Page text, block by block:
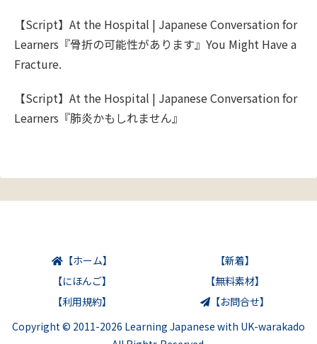
【Script】At the Hospital | Japanese Conversation for
Learners『骨折の可能性があります』You Might Have a
Fracture.
【Script】At the Hospital | Japanese Conversation for
Learners『肺炎かもしれません』
【ホーム】
【新着】
【にほんご】
【無料素材】
【利用規約】
【お問合せ】
Copyright © 2011-2026 Learning Japanese with UK-warakado